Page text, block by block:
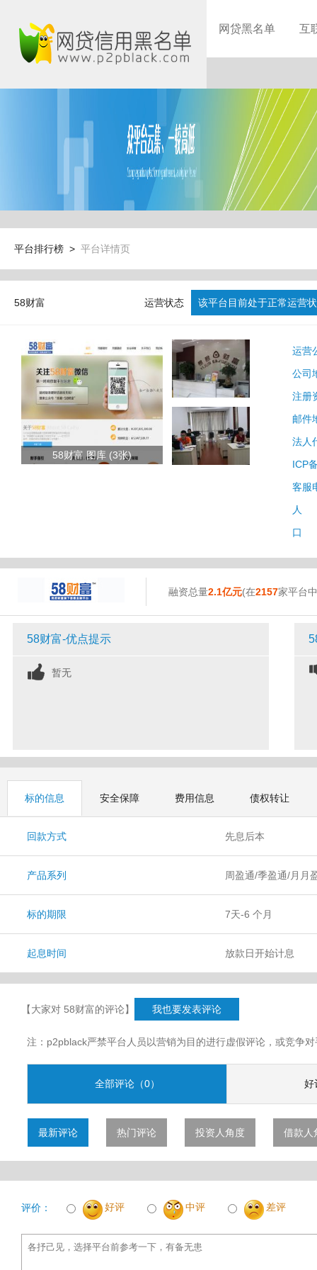
网贷黑名单 互
平台排行榜 > 平台详情页
58财富 运营状态 该平台目前处于正常运营
58财富 图库 (3张)
运营
公司
注册
邮件
法人
ICP
客服
人
口
融资总量2.1亿元(在2157家平台
58财富-优点提示
暂无
标的信息 安全保障 费用信息 债权转让
回款方式 先息后本
产品系列 周盈通/季盈通/月月
标的期限 7天-6 个月
起息时间 放款日开始计息
【大家对 58财富的评论】 我也要发表评论
注：p2pblack严禁平台人员以营销为目的进行虚假评论，或竞争
全部评论（0） 好
最新评论 热门评论 投资人角度 借款人
评价： 好评 中评 差评